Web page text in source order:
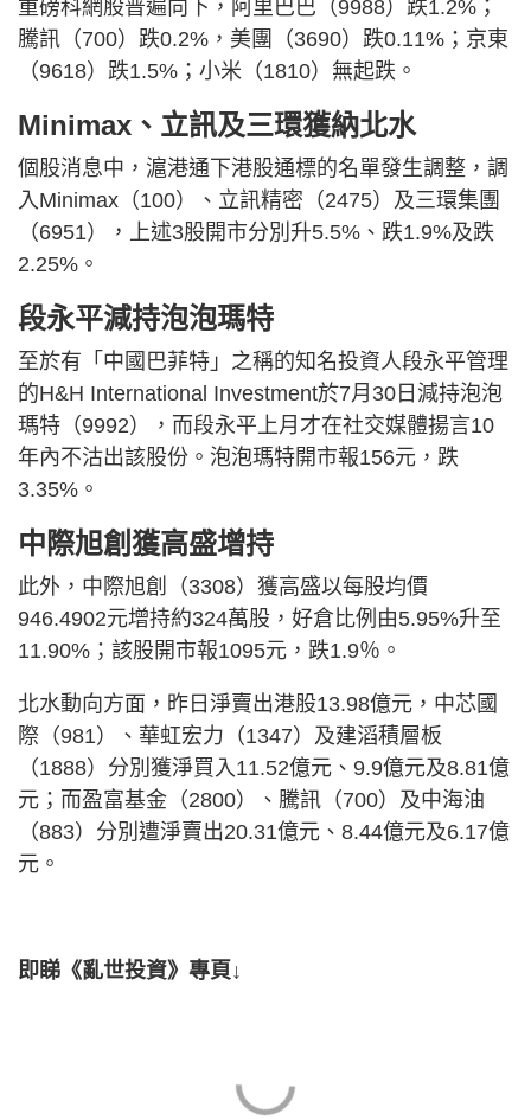
重磅科網股普遍向下，阿里巴巴（9988）跌1.2%；
騰訊（700）跌0.2%，美團（3690）跌0.11%；京東
（9618）跌1.5%；小米（1810）無起跌。
Minimax、立訊及三環獲納北水
個股消息中，滬港通下港股通標的名單發生調整，調
入Minimax（100）、立訊精密（2475）及三環集團
（6951），上述3股開市分別升5.5%、跌1.9%及跌
2.25%。
段永平減持泡泡瑪特
至於有「中國巴菲特」之稱的知名投資人段永平管理
的H&H International Investment於7月30日減持泡泡
瑪特（9992），而段永平上月才在社交媒體揚言10
年內不沽出該股份。泡泡瑪特開市報156元，跌
3.35%。
中際旭創獲高盛增持
此外，中際旭創（3308）獲高盛以每股均價
946.4902元增持約324萬股，好倉比例由5.95%升至
11.90%；該股開市報1095元，跌1.9％。
北水動向方面，昨日淨賣出港股13.98億元，中芯國
際（981）、華虹宏力（1347）及建滔積層板
（1888）分別獲淨買入11.52億元、9.9億元及8.81億
元；而盈富基金（2800）、騰訊（700）及中海油
（883）分別遭淨賣出20.31億元、8.44億元及6.17億
元。
即睇《亂世投資》專頁↓